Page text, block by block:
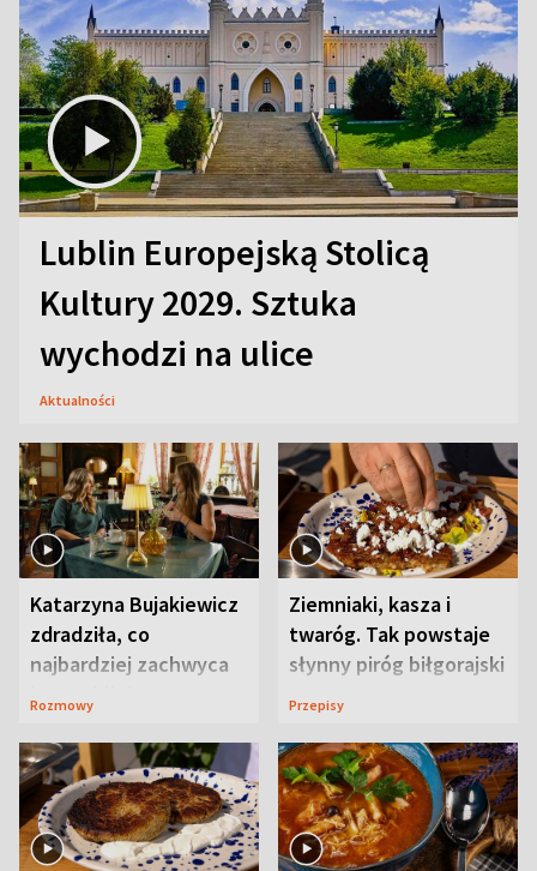
Lublin Europejską Stolicą
Kultury 2029. Sztuka
wychodzi na ulice
Aktualności
Katarzyna Bujakiewicz
zdradziła, co
najbardziej zachwyca
ją w Lublinie
Rozmowy
Ziemniaki, kasza i
twaróg. Tak powstaje
słynny piróg biłgorajski
Przepisy